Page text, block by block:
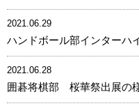
2021.06.29
ハンドボール部インターハ
2021.06.28
囲碁将棋部 桜華祭出展の